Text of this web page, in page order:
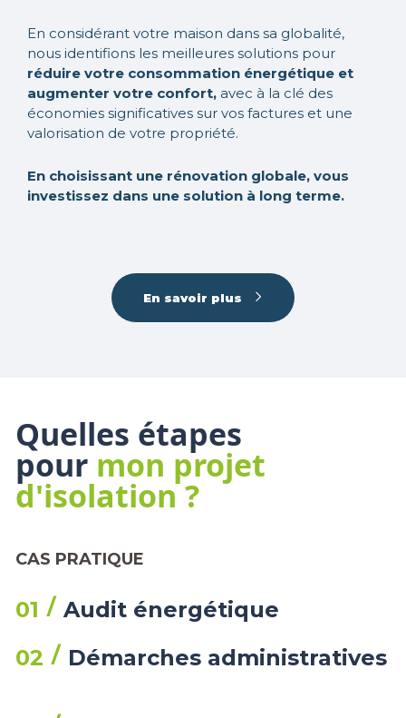
En considérant votre maison dans sa globalité,
nous identifions les meilleures solutions pour
réduire votre consommation énergétique et
augmenter votre confort, avec à la clé des
économies significatives sur vos factures et une
valorisation de votre propriété.
En choisissant une rénovation globale, vous
investissez dans une solution à long terme.
En savoir plus
Quelles étapes
pour mon projet
d'isolation ?
CAS PRATIQUE
01
Audit énergétique
02
Démarches administratives